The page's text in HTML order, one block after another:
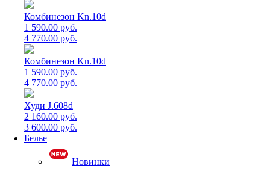
Комбинезон Kn.10d
1 590.00 руб.
4 770.00 руб.
Комбинезон Kn.10d
1 590.00 руб.
4 770.00 руб.
Худи J.608d
2 160.00 руб.
3 600.00 руб.
Белье
Новинки